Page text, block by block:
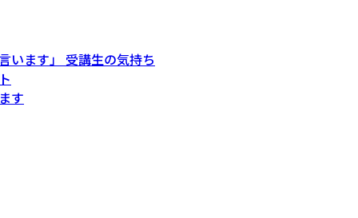
います」 受講生の気持ち
す